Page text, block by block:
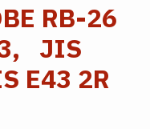
RB-26
JIS
E43 2R